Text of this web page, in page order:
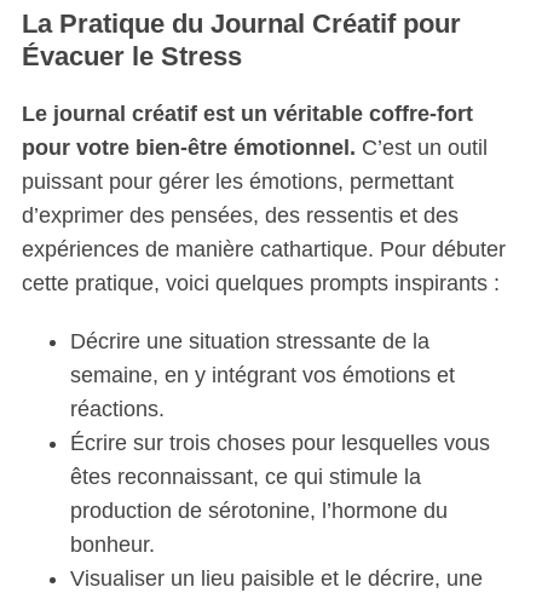
La Pratique du Journal Créatif pour
Évacuer le Stress
Le journal créatif est un véritable coffre-fort
pour votre bien-être émotionnel. C’est un outil
puissant pour gérer les émotions, permettant
d’exprimer des pensées, des ressentis et des
expériences de manière cathartique. Pour débuter
cette pratique, voici quelques prompts inspirants :
Décrire une situation stressante de la
semaine, en y intégrant vos émotions et
réactions.
Écrire sur trois choses pour lesquelles vous
êtes reconnaissant, ce qui stimule la
production de sérotonine, l’hormone du
bonheur.
Visualiser un lieu paisible et le décrire, une